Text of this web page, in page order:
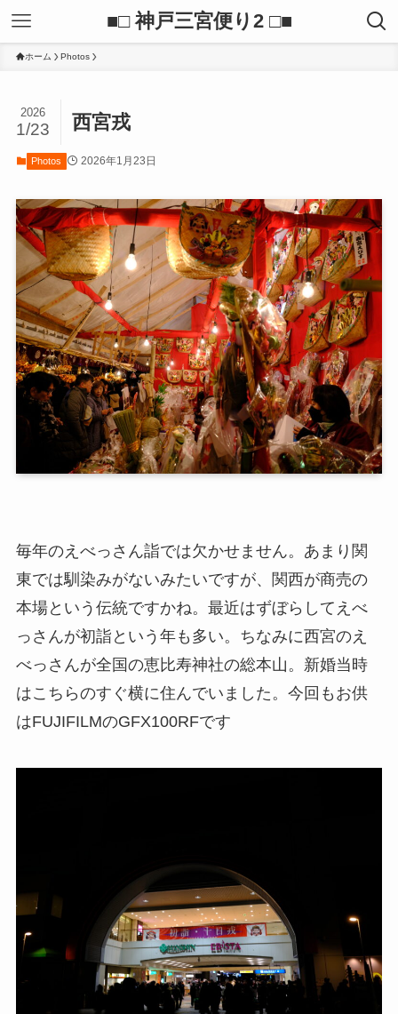
■□ 神戸三宮便り2 □■
ホーム Photos
西宮戎
2026
1/23
Photos 2026年1月23日
毎年のえべっさん詣では欠かせません。あまり関
東では馴染みがないみたいですが、関西が商売の
本場という伝統ですかね。最近はずぼらしてえべ
っさんが初詣という年も多い。ちなみに西宮のえ
べっさんが全国の恵比寿神社の総本山。新婚当時
はこちらのすぐ横に住んでいました。今回もお供
はFUJIFILMのGFX100RFです